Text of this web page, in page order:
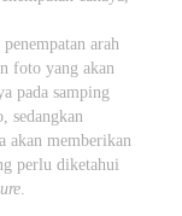
arah
foto yang akan
pada samping
sedangkan
akan memberikan
perlu diketahui
.